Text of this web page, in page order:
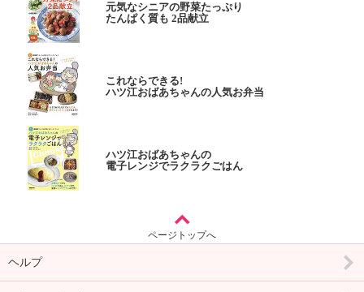
元気なシニアの野菜たっぷり
たんぱく質も 2品献立
これならできる!
ハツ江おばあちゃんの人気お弁当
ハツ江おばあちゃんの
電子レンジでラクラクごはん
ページトップへ
ヘルプ